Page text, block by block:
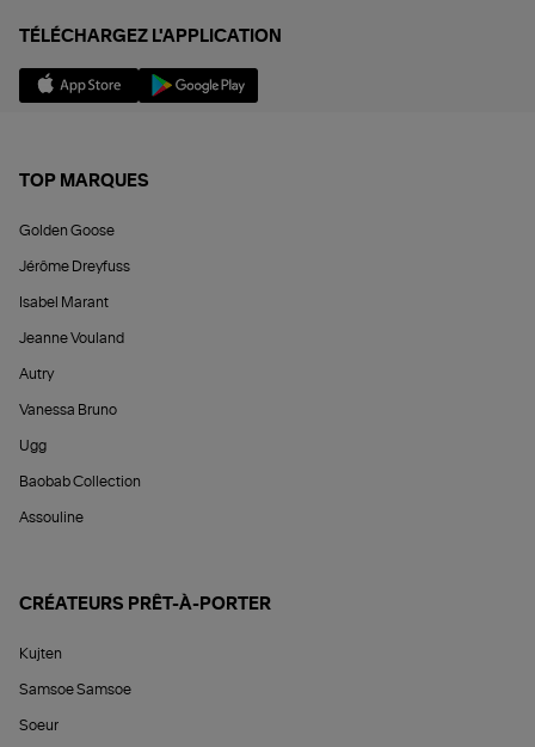
TÉLÉCHARGEZ L'APPLICATION
TOP MARQUES
Golden Goose
Jérôme Dreyfuss
Isabel Marant
Jeanne Vouland
Autry
Vanessa Bruno
Ugg
Baobab Collection
Assouline
CRÉATEURS PRÊT-À-PORTER
Kujten
Samsoe Samsoe
Soeur